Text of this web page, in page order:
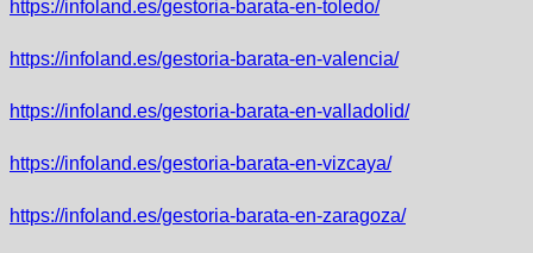
https://infoland.es/gestoria-barata-en-toledo/
https://infoland.es/gestoria-barata-en-valencia/
https://infoland.es/gestoria-barata-en-valladolid/
https://infoland.es/gestoria-barata-en-vizcaya/
https://infoland.es/gestoria-barata-en-zaragoza/